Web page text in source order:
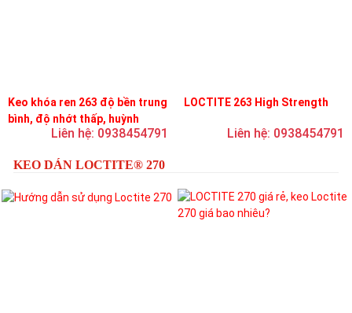
Keo khóa ren 263 độ bền trung
bình, độ nhớt thấp, huỳnh
Liên hệ: 0938454791
LOCTITE 263 High Strength
Liên hệ: 0938454791
KEO DÁN LOCTITE® 270